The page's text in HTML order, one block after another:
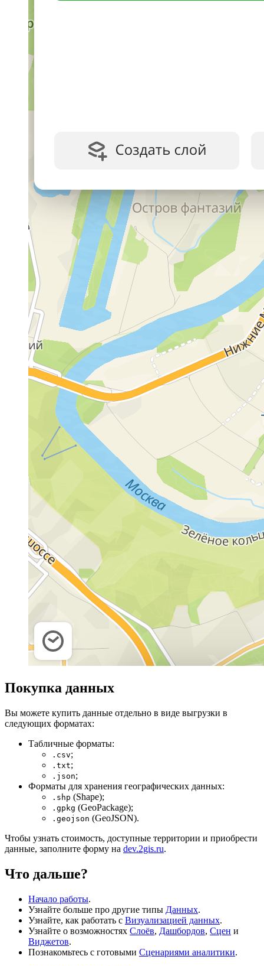
Покупка данных
Вы можете купить данные отдельно в виде выгрузки в
следующих форматах:
Табличные форматы:
.csv;
.txt;
.json;
Форматы для хранения географических данных:
.shp (Shape);
.gpkg (GeoPackage);
.geojson (GeoJSON).
Чтобы узнать стоимость, доступные территории и приобрести
данные, заполните форму на dev.2gis.ru.
Что дальше?
Начало работы.
Узнайте больше про другие типы Данных.
Узнайте, как работать с Визуализацией данных.
Узнайте о возможностях Слоёв, Дашбордов, Сцен и
Виджетов.
Познакомьтесь с готовыми Сценариями аналитики.